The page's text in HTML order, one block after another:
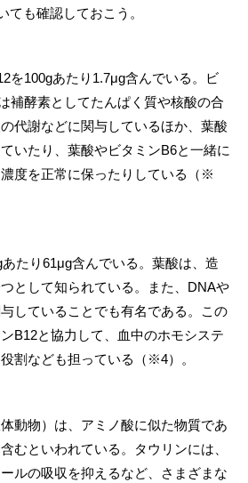
ても確認しておこう。
を100gあたり1.7μg含んでいる。ビ
補酵素としてたんぱく質や核酸の合
代謝などに関与しているほか、葉酸
いたり、葉酸やビタミンB6と一緒に
度を正常に保ったりしている（※
たり61μg含んでいる。葉酸は、造
として知られている。また、DNAや
していることでも有名である。この
B12と協力して、血中のホモシステ
割なども担っている（※4）。
動物）は、アミノ酸に似た物質であ
むといわれている。タウリンには、
ルの吸収を抑えるなど、さまざまな